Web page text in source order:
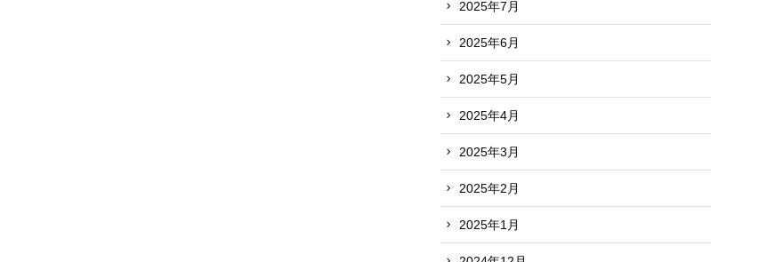
2025年7月
2025年6月
2025年5月
2025年4月
2025年3月
2025年2月
2025年1月